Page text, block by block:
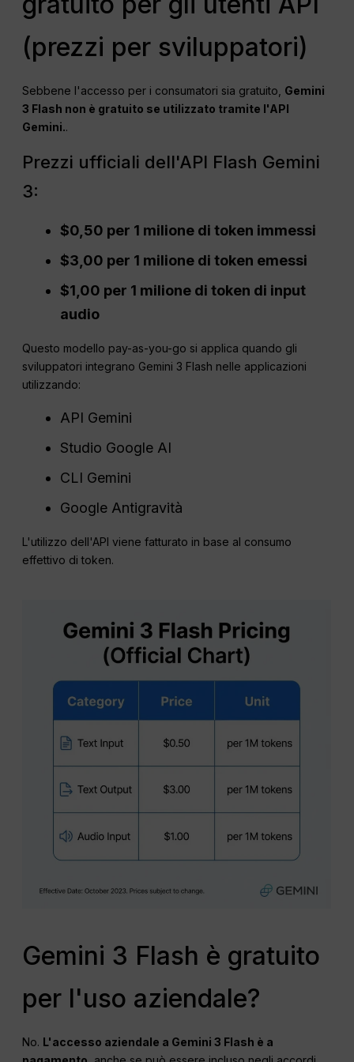
(prezzi per sviluppatori)
Sebbene l'accesso per i consumatori sia gratuito, Gemini
3 Flash non è gratuito se utilizzato tramite l'API
Gemini..
Prezzi ufficiali dell'API Flash Gemini
3:
$0,50 per 1 milione di token immessi
$3,00 per 1 milione di token emessi
$1,00 per 1 milione di token di input
audio
Questo modello pay-as-you-go si applica quando gli
sviluppatori integrano Gemini 3 Flash nelle applicazioni
utilizzando:
API Gemini
Studio Google AI
CLI Gemini
Google Antigravità
L'utilizzo dell'API viene fatturato in base al consumo
effettivo di token.
Gemini 3 Flash è gratuito
per l'uso aziendale?
No. L'accesso aziendale a Gemini 3 Flash è a